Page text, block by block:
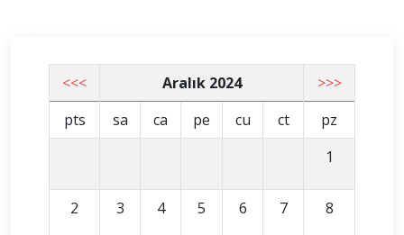
<<< Aralık 2024
>>>
pts
sa ca pe cu ct
pz
1
2 3 4 5 6 7 8